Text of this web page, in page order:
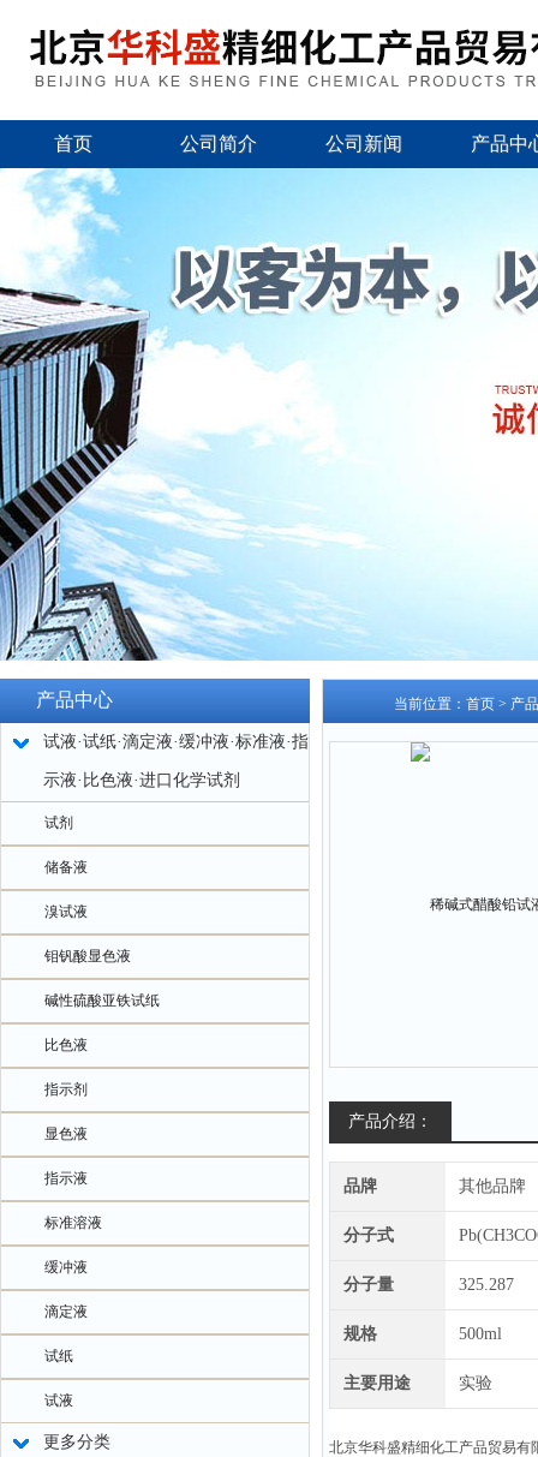
首页 公司简介 公司新闻 产品中
产品中心
试液·试纸·滴定液·缓冲液·标准液·指
示液·比色液·进口化学试剂
试剂
储备液
溴试液
钼钒酸显色液
碱性硫酸亚铁试纸
比色液
指示剂
显色液
指示液
标准溶液
缓冲液
滴定液
试纸
试液
更多分类
当前位置： 首页 > 产
产品介绍：
品牌 其他品牌
分子式
分子量 325.287
规格 500ml
主要用途 实验
北京华科盛精细化工产品贸易有